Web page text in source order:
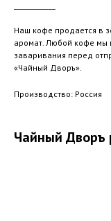
Наш кофе продается в
аромат. Любой кофе
заваривания перед
«Чайный Дворъ».
Производство: Россия
Чайный Дворъ